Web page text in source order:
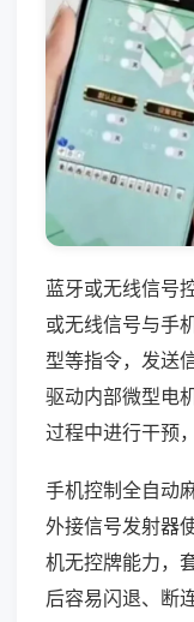
蓝牙或无线信号
或无线信号与手
型等指令，发送
驱动内部微型电
过程中进行干预
手机控制全自动
外接信号发射器
机无控牌能力，
后容易闪退、断